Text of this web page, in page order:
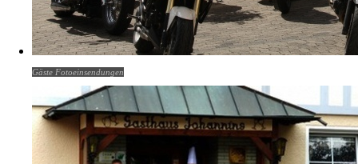
Gäste Fotoeinsendungen